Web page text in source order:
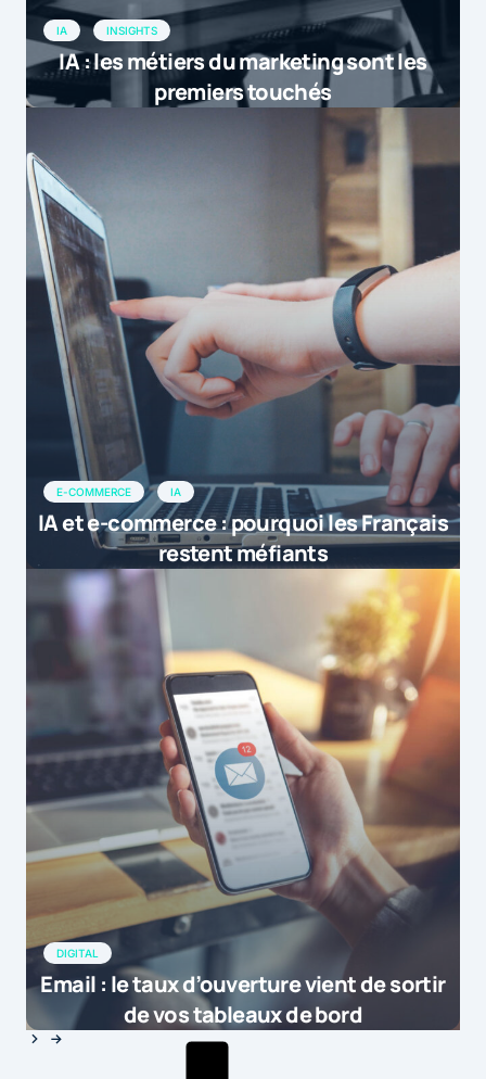
IA INSIGHTS
IA : les métiers du marketing sont les
premiers touchés
E-COMMERCE IA
IA et e-commerce : pourquoi les Français
restent méfiants
DIGITAL
Email : le taux d’ouverture vient de sortir
de vos tableaux de bord